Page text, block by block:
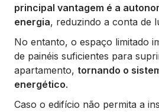
principal vantagem é a
energia, reduzindo a conta de
No entanto, o espaço limitado
de painéis suficientes para
apartamento, tornando o
energético.
Caso o edifício não permita a